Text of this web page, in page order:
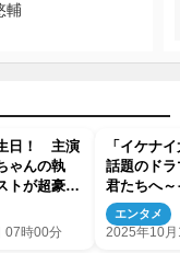
輔
日！ 主演
ゃんの執
トが超豪華
07時00分
「イケナ
話題のド
君たちへ
ダイス～
ストたち
エンタメ
2025年10